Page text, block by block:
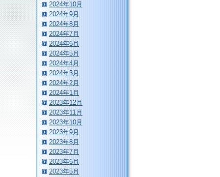
2024年10月
2024年9月
2024年8月
2024年7月
2024年6月
2024年5月
2024年4月
2024年3月
2024年2月
2024年1月
2023年12月
2023年11月
2023年10月
2023年9月
2023年8月
2023年7月
2023年6月
2023年5月